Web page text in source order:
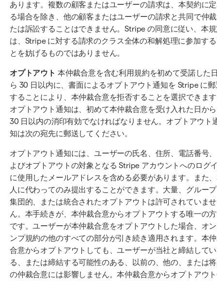
あります。複数の顧客またはユーザーの請求は、本契約に
る場合を除き、他の顧客またはユーザーの請求と共同で仲
たは訴訟することはできません。Stripe の同意に従い、本
は、Stripe に対する請求のクラス全体の和解処理に参加す
とを妨げるものではありません。
オプトアウト 本仲裁合意を含む利用規約を初めて受諾した
ら 30 日以内に、書面によるオプトアウト通知を Stripe に郵
することにより、本仲裁合意を拒否することを選択できま
オプトアウト通知は、初めて本仲裁合意を受け入れた日から
30 日以内の消印有効でなければなりません。オプトアウト
知は次の宛先に郵送してください。
オプトアウト通知には、ユーザーの氏名、住所、電話番号
よびオプトアウトの対象となる Stripe アカウントへのログ
に使用したメールアドレスを含める必要があります。また
人に代わってのみ提出することができます。大量、グルー
集団的、または統合されたオプトアウトは許可されていませ
ん。本手続きが、本仲裁合意からオプトアウトする唯一の
です。ユーザーが本仲裁合意をオプトアウトした場合、オ
ンプ規約の他のすべての部分が引き続き適用されます。本
合意からオプトアウトしても、ユーザーが当社と締結してい
る、または締結する可能性のある、以前の、他の、または
の仲裁合意には影響しません。本仲裁合意からオプトアウ